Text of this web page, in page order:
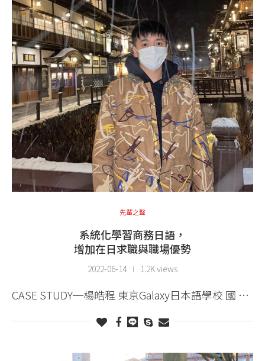
先輩之聲
系統化學習商務日語，
增加在日求職與職場優勢
2022-06-14 1.2K views
CASE STUDY─楊皓程 東京Galaxy日本語學校 國 …